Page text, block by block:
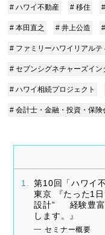
# ハワイ不動産 # 移住
# 本田直之 # 井上公造
# ファミリーハワイリアルテ
# セブンシグネチャーズイ
# ハワイ相続プロジェクト
# 会計士・金融・投資・保険
第10回「ハワイ
東京 『たった1
設計” 経験豊富
します。』
セミナー概要